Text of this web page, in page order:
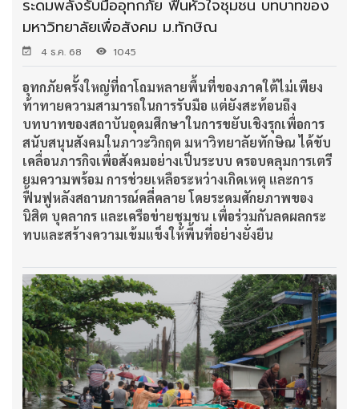
ระดมพลังรับมืออุทกภัย ฟื้นหัวใจชุมชน บทบาทของ
มหาวิทยาลัยเพื่อสังคม ม.ทักษิณ
4 ธ.ค. 68 1045
อุทกภัยครั้งใหญ่ที่ถาโถมหลายพื้นที่ของภาคใต้ไม่เพียง
ท้าทายความสามารถในการรับมือ แต่ยังสะท้อนถึง
บทบาทของสถาบันอุดมศึกษาในการขยับเชิงรุกเพื่อการ
สนับสนุนสังคมในภาวะวิกฤต มหาวิทยาลัยทักษิณ ได้ขับ
เคลื่อนภารกิจเพื่อสังคมอย่างเป็นระบบ ครอบคลุมการเตรี
ยมความพร้อม การช่วยเหลือระหว่างเกิดเหตุ และการ
ฟื้นฟูหลังสถานการณ์คลี่คลาย โดยระดมศักยภาพของ
นิสิต บุคลากร และเครือข่ายชุมชน เพื่อร่วมกันลดผลกระ
ทบและสร้างความเข้มแข็งให้พื้นที่อย่างยั่งยืน